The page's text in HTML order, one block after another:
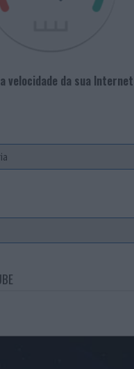
velocidade da sua Internet